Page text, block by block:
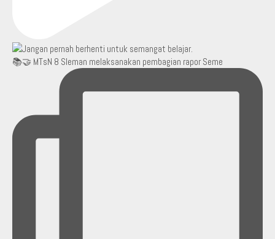
📚🤝 MTsN 8 Sleman melaksanakan pembagian rapor Seme